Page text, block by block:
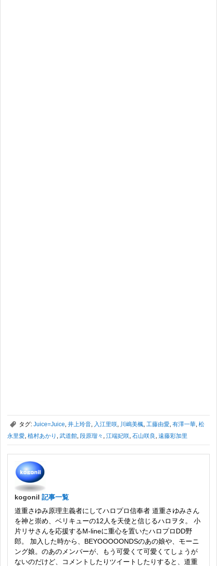
, タグ: Juice=Juice 井上玲音 入江里咲 川嶋美楓 工藤由愛 有澤一華 松
永里愛 植村あかり 武道館 段原瑠々 江端妃咲 石山咲良 遠藤彩加里
kogonil 記事一覧
道重さゆみ原理主義者にしてハロプロ信奉者 道重さゆみさん
を神と崇め、ベリキューの12人を天使と信じるハロヲタ。 小
片リサさんを応援するM-lineに重心を置いたハロプロDD野
郎。 加入した時から、BEYOOOOONDSのあの娘や、モーニ
ング娘。のあのメンバーが、もう可愛くて可愛くてしょうが
ないのだけど、コメントしたりツイートしたりすると、道重